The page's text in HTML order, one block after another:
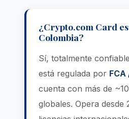
¿Crypto.com Card
Colombia?
Sí, totalmente
está regulada por FCA
cuenta con más de
globales. Opera desde